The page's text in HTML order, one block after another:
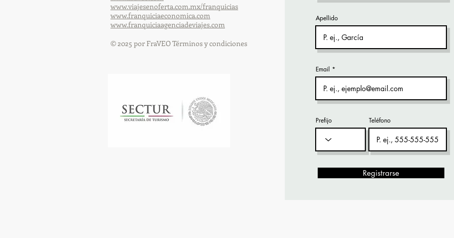
www.viajesenoferta.com.mx/franquicias
www.franquiciaeconomica.com
www.franquiciaagenciadeviajes.com
© 2025 por FraVEO Términos y condiciones
Apellido
Email
Prefijo Teléfono
Registrarse